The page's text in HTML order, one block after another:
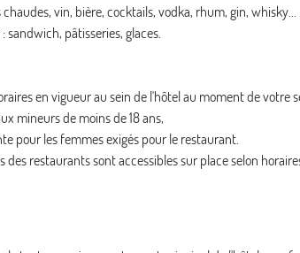
vin, bière, cocktails, vodka, rhum, gin, whisky...
sandwich, pâtisseries, glaces.
en vigueur au sein de l'hôtel au moment de votre
mineurs de moins de 18 ans,
pour les femmes exigés pour le restaurant.
restaurants sont accessibles sur place selon